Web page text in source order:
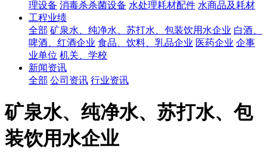
理设备 消毒杀杀菌设备 水处理耗材配件 水商品及耗材
工程业绩
全部 矿泉水、纯净水、苏打水、包装饮用水企业 白酒、
啤酒、红酒企业 食品、饮料、乳品企业 医药企业 企事
业单位 机关、学校
新闻资讯
全部 公司资讯 行业资讯
矿泉水、纯净水、苏打水、包
装饮用水企业